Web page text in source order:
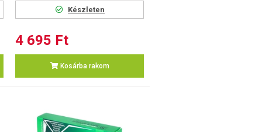
Készleten
4 695 Ft
Kosárba rakom